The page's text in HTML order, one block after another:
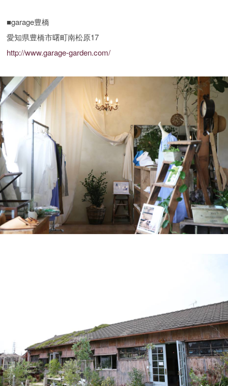
■garage豊橋
愛知県豊橋市曙町南松原17
http://www.garage-garden.com/